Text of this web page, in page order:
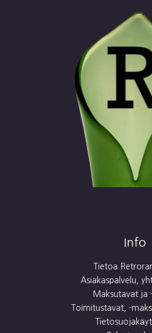
Info
Tietoa
Asiakaspalvelu,
Maksutavat ja
Toimitustavat, -